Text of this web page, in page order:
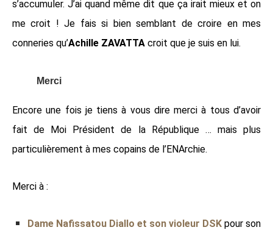
s’accumuler. J’ai quand même dit que ça irait mieux et on
me croit ! Je fais si bien semblant de croire en mes
conneries qu’Achille ZAVATTA croit que je suis en lui.
Merci
Encore une fois je tiens à vous dire merci à tous d’avoir
fait de Moi Président de la République … mais plus
particulièrement à mes copains de l’ENArchie.
Merci à :
Dame Nafissatou Diallo et son violeur DSK pour son